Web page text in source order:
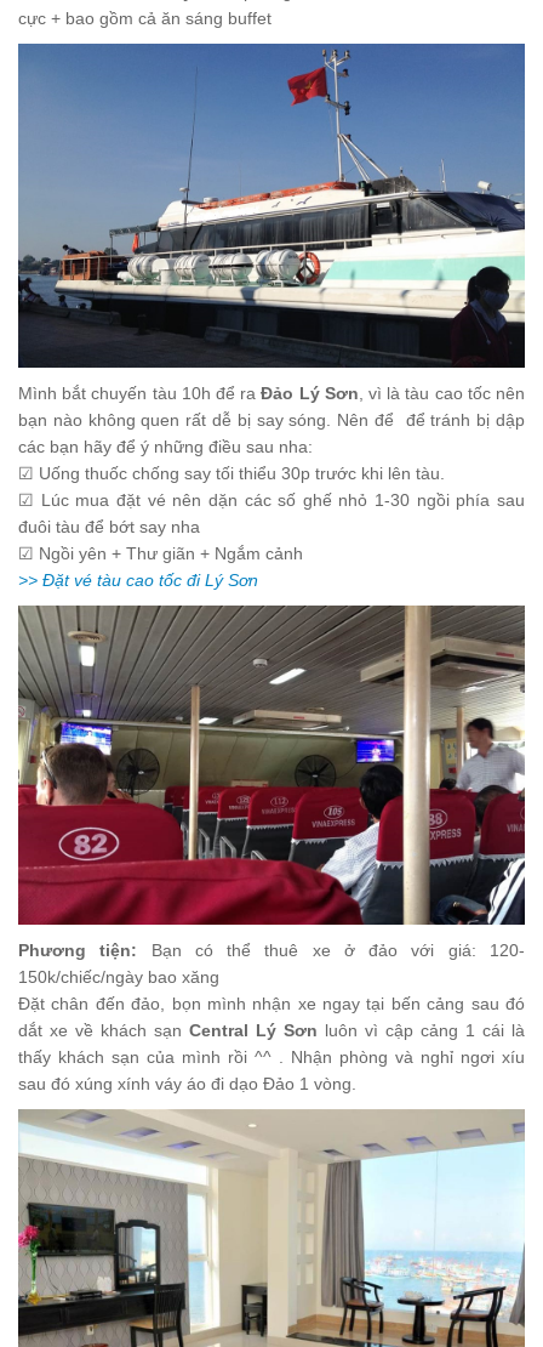
cực + bao gồm cả ăn sáng buffet
Mình bắt chuyến tàu 10h để raĐảo Lý Sơn , vì là tàu cao tốc nên
bạn nào không quen rất dễ bị say sóng. Nên để để tránh bị dập
các bạn hãy để ý những điều sau nha:
☑ Uống thuốc chống say tối thiểu 30p trước khi lên tàu.
☑ Lúc mua đặt vé nên dặn các số ghế nhỏ 1-30 ngồi phía sau
đuôi tàu để bớt say nha
☑ Ngồi yên + Thư giãn + Ngắm cảnh
>> Đặt vé tàu cao tốc đi Lý Sơn
Phương tiện: Bạn có thể thuê xe ở đảo với giá: 120-
150k/chiếc/ngày bao xăng
Đặt chân đến đảo, bọn mình nhận xe ngay tại bến cảng sau đó
dắt xe về khách sạn Central Lý Sơn luôn vì cập cảng 1 cái là
thấy khách sạn của mình rồi ^^ . Nhận phòng và nghỉ ngơi xíu
sau đó xúng xính váy áo đi dạo Đảo 1 vòng.